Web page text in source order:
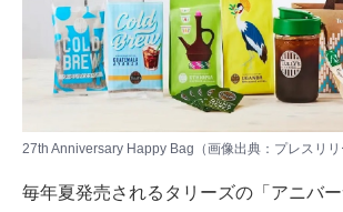
27th Anniversary Happy Bag（画像出典：プレスリリ
毎年夏発売されるタリーズの「アニバ